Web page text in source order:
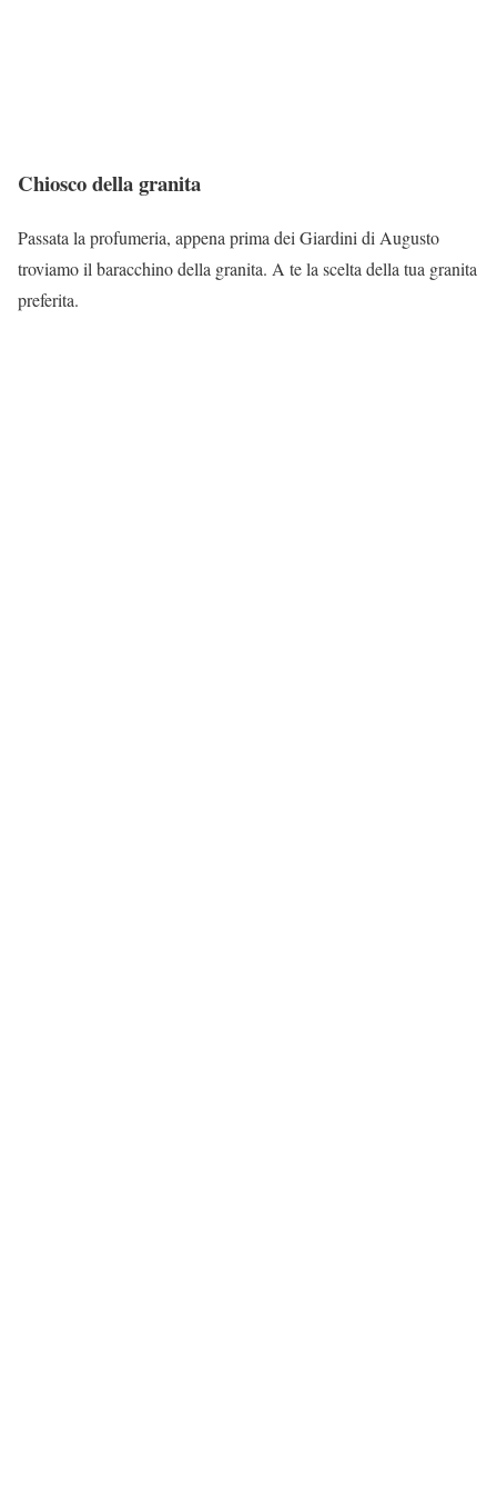
Chiosco della granita
Passata la profumeria, appena prima dei Giardini di Augusto
troviamo il baracchino della granita. A te la scelta della tua granita
preferita.